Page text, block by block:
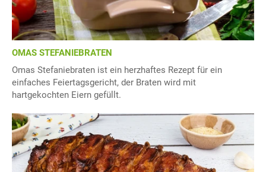
OMAS STEFANIEBRATEN
Omas Stefaniebraten ist ein herzhaftes Rezept für ein
einfaches Feiertagsgericht, der Braten wird mit
hartgekochten Eiern gefüllt.